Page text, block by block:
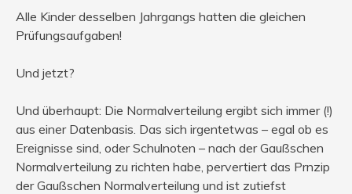
Alle Kinder desselben Jahrgangs hatten die gleichen
Prüfungsaufgaben!
Und jetzt?
Und überhaupt: Die Normalverteilung ergibt sich immer (!)
aus einer Datenbasis. Das sich irgentetwas – egal ob es
Ereignisse sind, oder Schulnoten – nach der Gaußschen
Normalverteilung zu richten habe, pervertiert das Prnzip
der Gaußschen Normalverteilung und ist zutiefst